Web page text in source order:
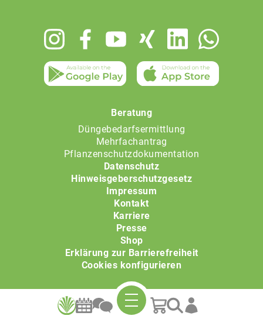
Beratung
Düngebedarfsermittlung
Mehrfachantrag
Pflanzenschutzdokumentation
Datenschutz
Hinweisgeberschutzgesetz
Impressum
Kontakt
Karriere
Presse
Shop
Erklärung zur Barrierefreiheit
Cookies konfigurieren